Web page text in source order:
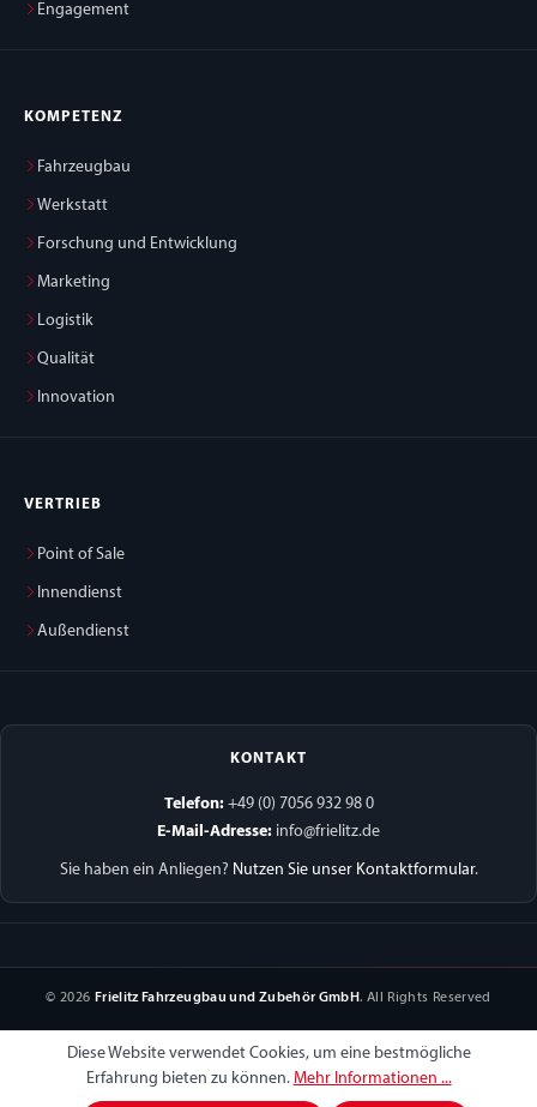
Engagement
KOMPETENZ
Fahrzeugbau
Werkstatt
Forschung und Entwicklung
Marketing
Logistik
Qualität
Innovation
VERTRIEB
Point of Sale
Innendienst
Außendienst
KONTAKT
Telefon:+49 (0) 7056 932 98 0
E-Mail-Adresse: info@frielitz.de
Sie haben ein Anliegen? Nutzen Sie unser Kontaktformular.
© 2026 Frielitz Fahrzeugbau und Zubehör GmbH. All Rights Reserved
Diese Website verwendet Cookies, um eine bestmögliche
Erfahrung bieten zu können. Mehr Informationen ...